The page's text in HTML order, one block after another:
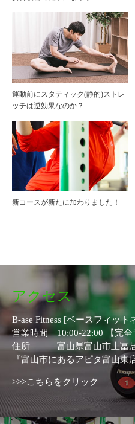
運動前にスタティック(静的)ストレ
ッチは逆効果なのか？
新コースが新たに加わりました！
アクセス
B-ase Fitness [ベースフィット
営業時間 10:00-22:00 【完全
住所 富山県富山市上冨居
『富山市にあるアピタ富山東
>>>こちらをクリック